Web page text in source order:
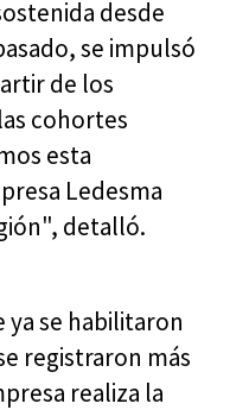
desde
se impulsó
de los
cohortes
esta
Ledesma
detalló.
ya se habilitaron
registraron más
realiza la